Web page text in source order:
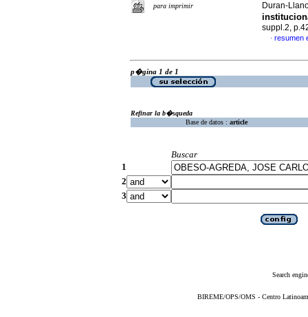
para imprimir
Duran-
suppl.2,
· resumen
p�gina 1 de 1
Refinar la b�squeda
Base de datos : article
Buscar
1
2
3
Search
BIREME/OPS/OMS - Centro